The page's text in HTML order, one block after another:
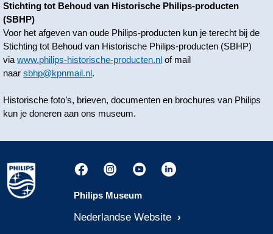
Stichting tot Behoud van Historische Philips-producten
(SBHP)
Voor het afgeven van oude Philips-producten kun je terecht bij de
Stichting tot Behoud van Historische Philips-producten (SBHP)
viawww.philips-historische-producten.nl of mail
naarsbhp@kpnmail.nl.
Historische foto’s, brieven, documenten en brochures van Philips
kun je doneren aan ons museum.
Philips Museum
Nederlandse Website